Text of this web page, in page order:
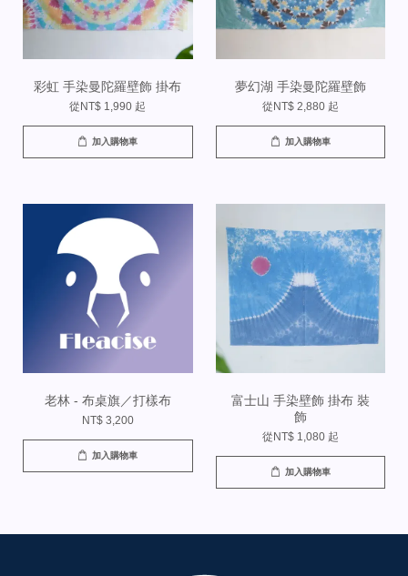
彩虹 手染曼陀羅壁飾 掛布
從 NT$ 1,990 起
加入購物車
夢幻湖 手染曼陀羅壁飾
從 NT$ 2,880 起
加入購物車
老林 - 布桌旗／打樣布
NT$ 3,200
加入購物車
富士山 手染壁飾 掛布 裝
飾
從 NT$ 1,080 起
加入購物車